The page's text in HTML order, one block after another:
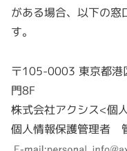
がある場合、以下の窓
す。
〒105-0003 東京都港
門8F
株式会社アクシス<個
個人情報保護管理者